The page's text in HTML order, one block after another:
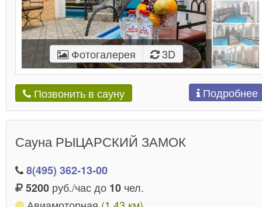
Фотогалерея 3D
Позвонить в сауну Подробнее
Сауна РЫЦАРСКИЙ ЗАМОК
8(495) 362-13-00
5200 руб./час до 10 чел.